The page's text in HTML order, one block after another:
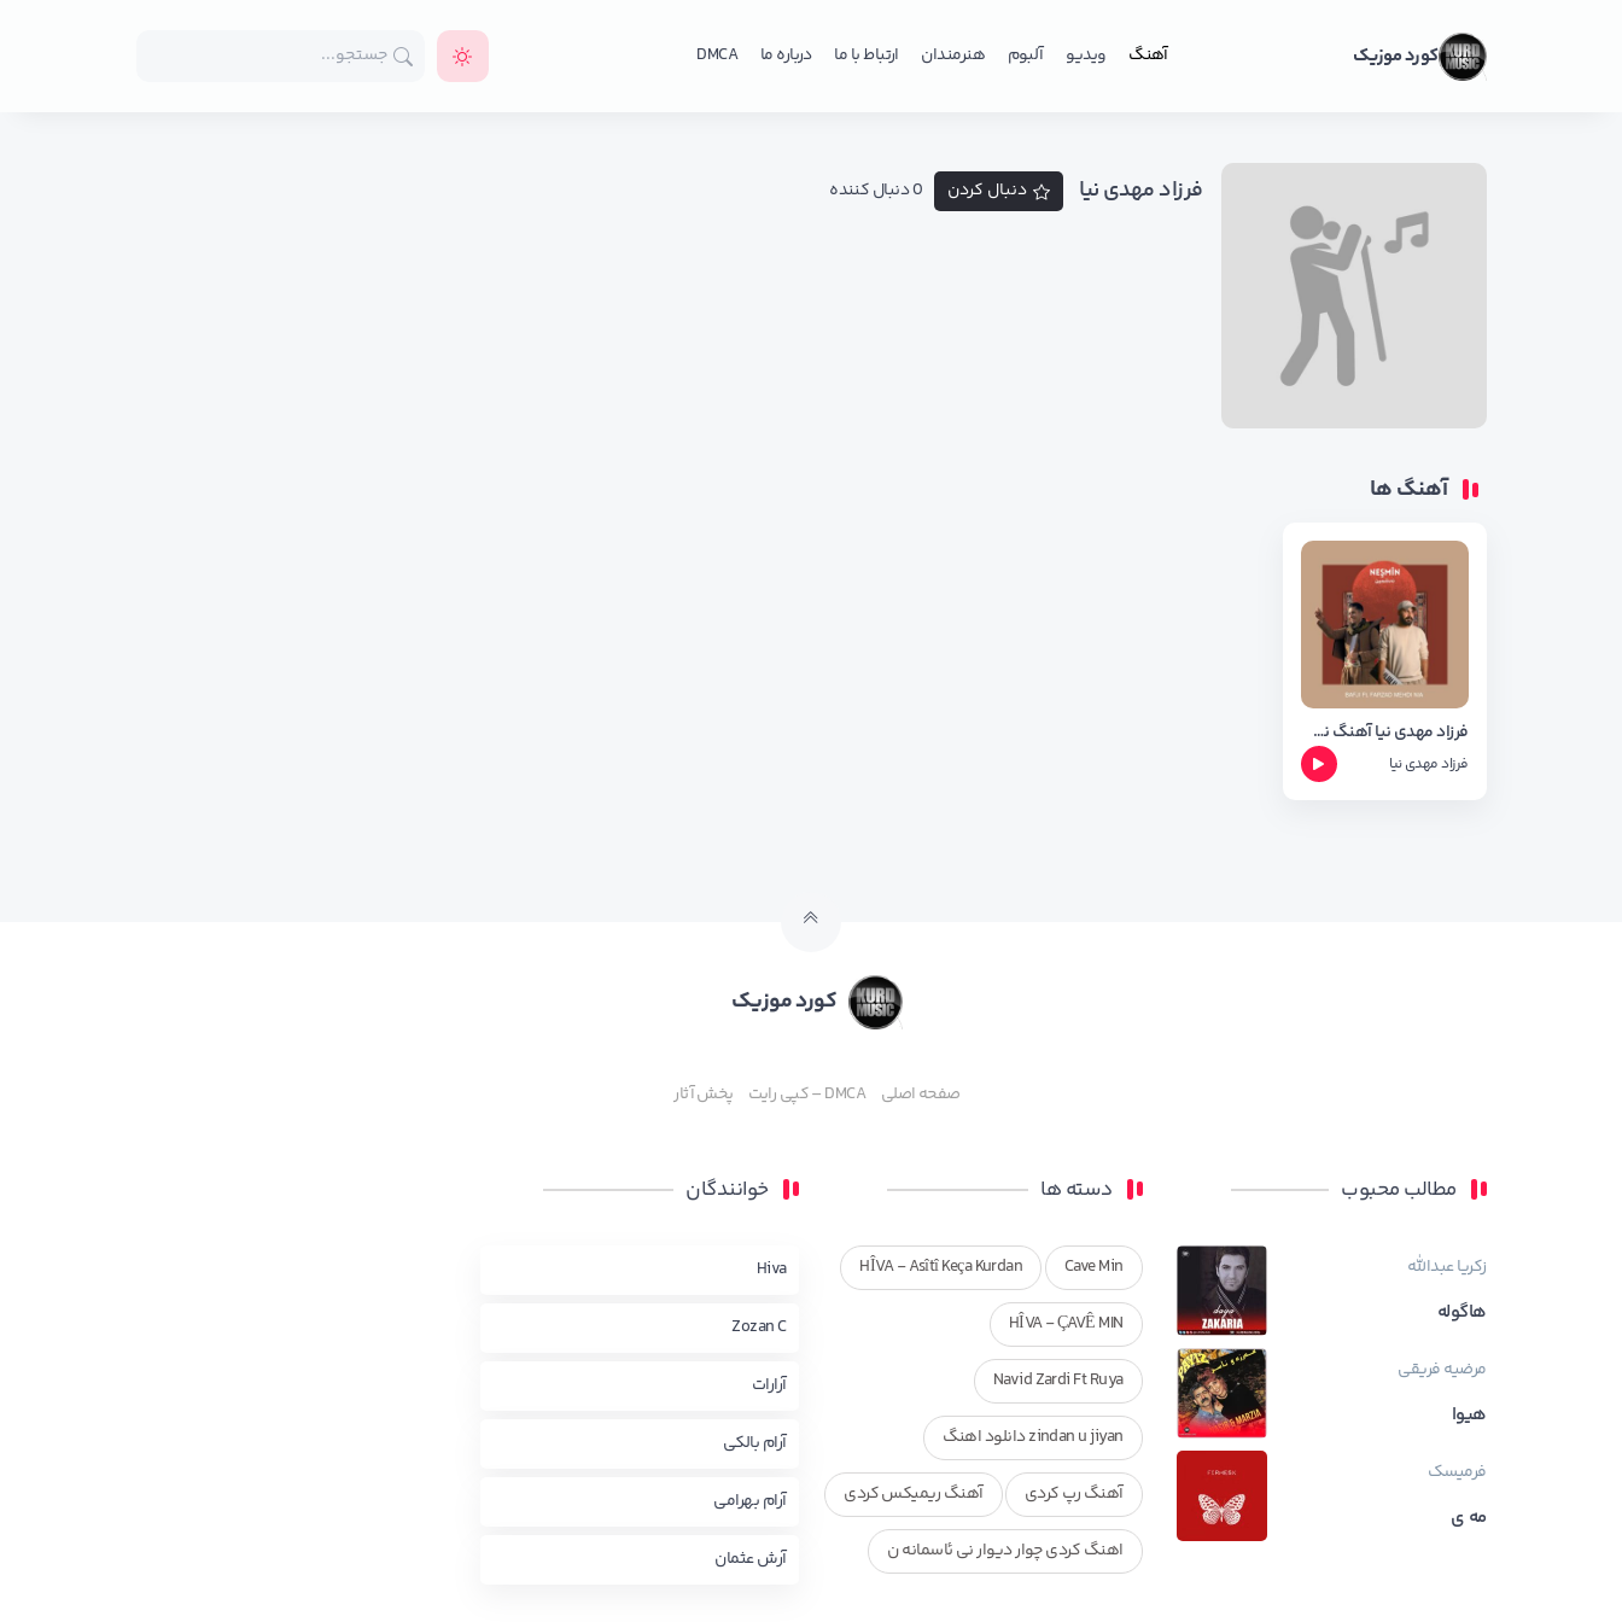
کورد موزیک آهنگ ویدیو آلبوم هنرمندان ارتباط با ما درباره ما DMCA
فرزاد مهدی نیا دنبال کردن 0 دنبال کننده
آهنگ ها
فرزاد مهدی نیا آهنگ نشمین
فرزاد مهدی نیا
کورد موزیک
صفحه اصلی DMCA – کپی رایت پخش آثار
مطالب محبوب
زکریا عبدالله
هاگوله
مرضیه فریقی
هیوا
فرمیسک
مه ی
دسته ها
Cave Min
HÎVA - Asîtî Keça Kurdan
HÎVA - ÇAVÊ MIN
Navid Zardi Ft Ruya
zindan u jiyan دانلود اهنگ
آهنگ رپ کردی آهنگ ریمیکس کردی
اهنگ کردی چوار دیوار نی ئاسمانه ن
خوانندگان
Hiva
Zozan C
آرارات
آرام بالکی
آرام بهرامی
آرش عثمان